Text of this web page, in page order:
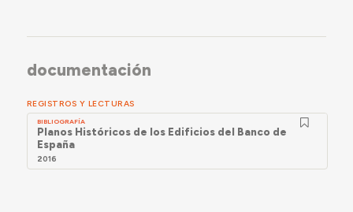
documentación
REGISTROS Y LECTURAS
BIBLIOGRAFÍA
Planos Históricos de los Edificios del Banco de
España
2016